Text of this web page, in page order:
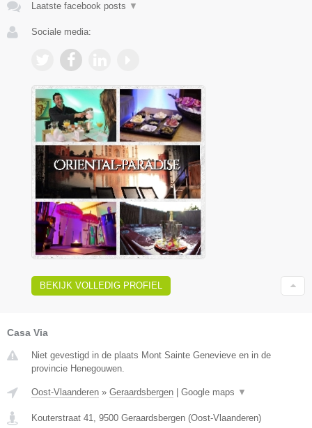
Laatste facebook posts ▼
Sociale media:
BEKIJK VOLLEDIG PROFIEL
Casa Via
Niet gevestigd in de plaats Mont Sainte Genevieve en in de
provincie Henegouwen.
Oost-Vlaanderen » Geraardsbergen Google maps ▼
Kouterstraat 41, 9500 Geraardsbergen (Oost-Vlaanderen)